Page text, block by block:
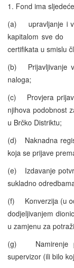
1. Fond ima
(a) upravljanje i
kapitalom sve do
certifikata u smislu
(b) Prijavljivanje
naloga;
(c) Provjera
njihova podobnost
u Brčko Distriktu;
(d) Naknadna
koja se prijave
(e) Izdavanje
sukladno
(f) Konverzija (u
dodjeljivanjem
u zamjenu za
(g) Namirenje
supervizor (ili bilo